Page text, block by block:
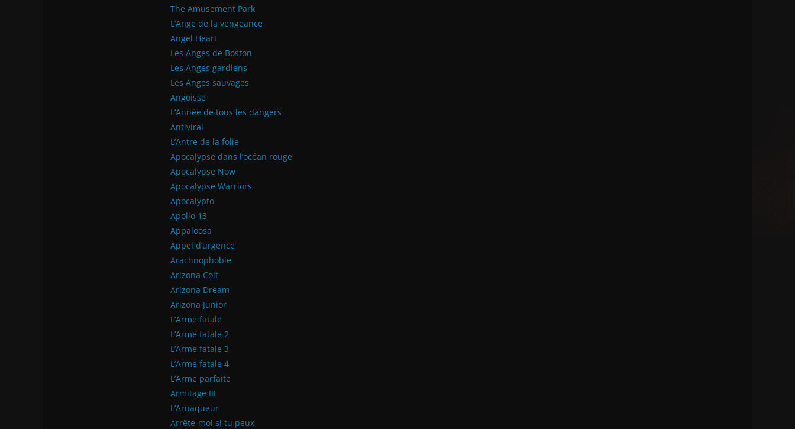
The Amusement Park
L’Ange de la vengeance
Angel Heart
Les Anges de Boston
Les Anges gardiens
Les Anges sauvages
Angoisse
L’Année de tous les dangers
Antiviral
L’Antre de la folie
Apocalypse dans l’océan rouge
Apocalypse Now
Apocalypse Warriors
Apocalypto
Apollo 13
Appaloosa
Appel d’urgence
Arachnophobie
Arizona Colt
Arizona Dream
Arizona Junior
L’Arme fatale
L’Arme fatale 2
L’Arme fatale 3
L’Arme fatale 4
L’Arme parfaite
Armitage III
L’Arnaqueur
Arrête-moi si tu peux